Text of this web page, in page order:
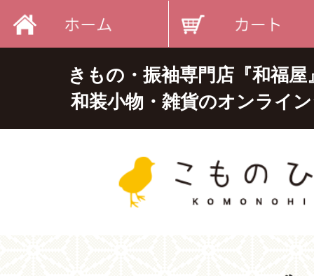
きもの・振袖専門店『和福
和装小物・雑貨のオンライ